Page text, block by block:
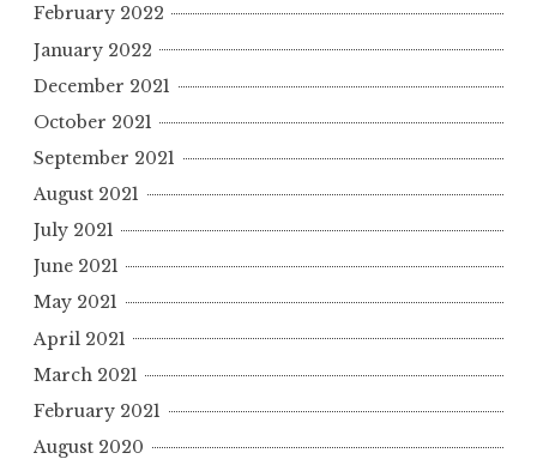
February 2022
January 2022
December 2021
October 2021
September 2021
August 2021
July 2021
June 2021
May 2021
April 2021
March 2021
February 2021
August 2020